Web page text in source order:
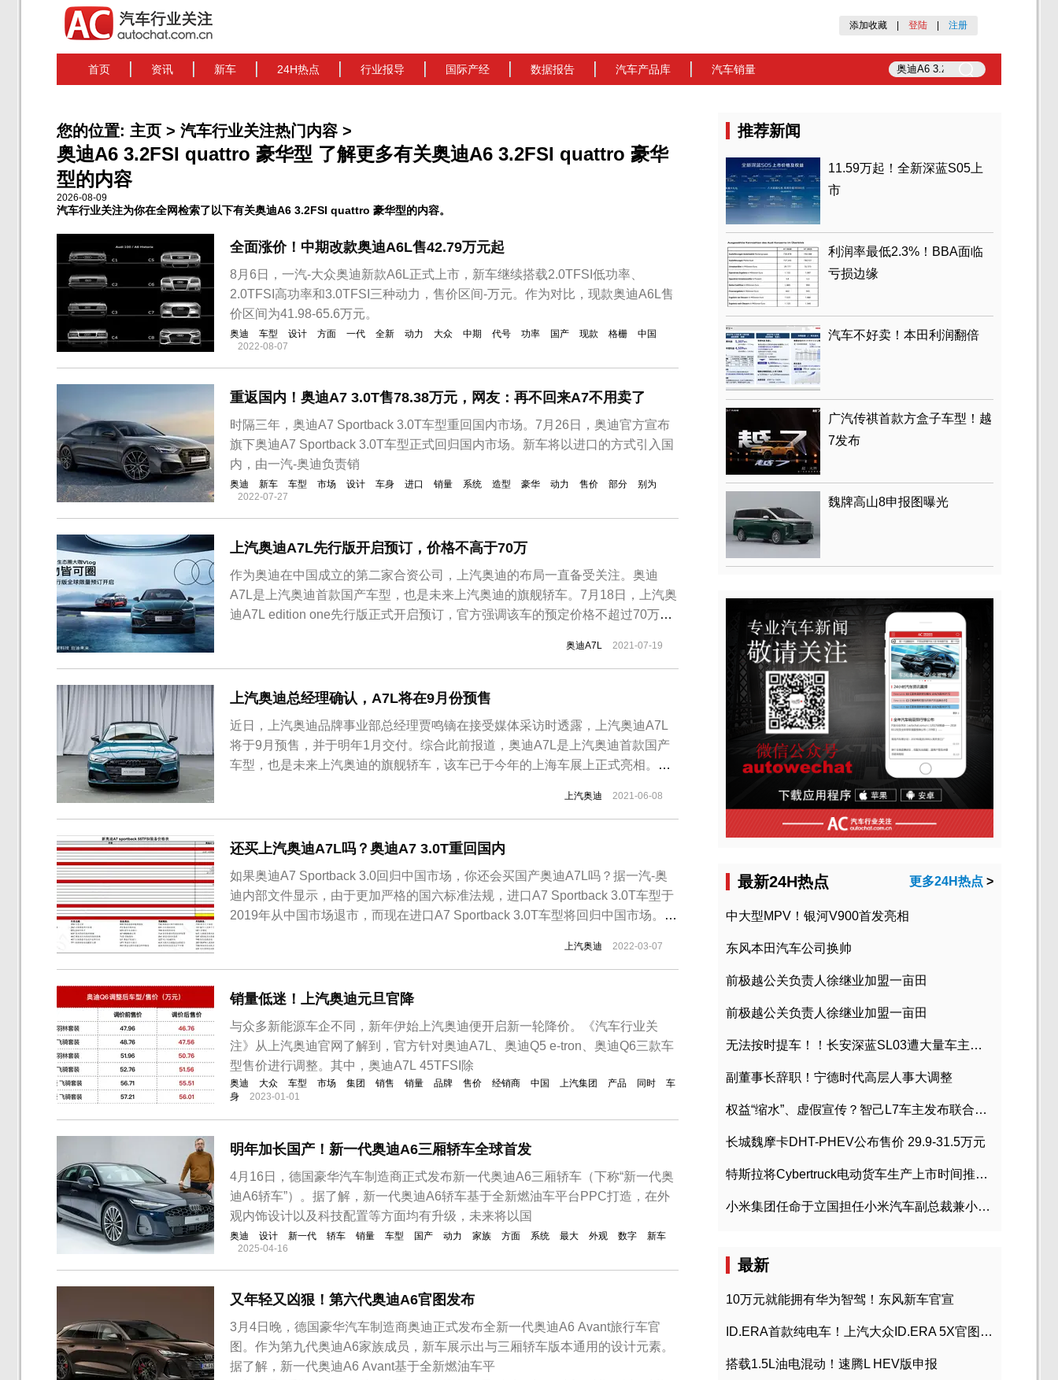
添加收藏 登陆 注册
首页 资讯 新车 24H热点 行业报导 国际产经 数据报告 汽车产品库 汽车销量
您的位置: 主页 > 汽车行业关注热门内容 >
奥迪A6 3.2FSI quattro 豪华型 了解更多有关奥迪A6 3.2FSI quattro 豪华
型的内容
2026-08-09
汽车行业关注为你在全网检索了以下有关奥迪A6 3.2FSI quattro 豪华型的内容。
全面涨价！中期改款奥迪A6L售42.79万元起
8月6日，一汽-大众奥迪新款A6L正式上市，新车继续搭载2.0TFSI低功率、
2.0TFSI高功率和3.0TFSI三种动力，售价区间-万元。作为对比，现款奥迪A6L售
价区间为41.98-65.6万元。
奥迪 车型 设计 方面 一代 全新 动力 大众 中期 代号 功率 国产 现款 格栅
中国
2022-08-07
重返国内！奥迪A7 3.0T售78.38万元，网友：再不回来A7不用卖了
时隔三年，奥迪A7 Sportback 3.0T车型重回国内市场。7月26日，奥迪官方宣布
旗下奥迪A7 Sportback 3.0T车型正式回归国内市场。新车将以进口的方式引入国
内，由一汽-奥迪负责销
奥迪 新车 车型 市场 设计 车身 进口 销量 系统 造型 豪华 动力 售价 部分
别为
2022-07-27
上汽奥迪A7L先行版开启预订，价格不高于70万
作为奥迪在中国成立的第二家合资公司，上汽奥迪的布局一直备受关注。奥迪
A7L是上汽奥迪首款国产车型，也是未来上汽奥迪的旗舰轿车。7月18日，上汽奥
迪A7L edition one先行版正式开启预订，官方强调该车的预定价格不超过70万
付。作为上汽奥迪的首款车型，大家应该已经相对熟悉了。此前，奥迪A7L已在
上海车展上首发亮相，...
奥迪A7L 2021-07-19
上汽奥迪总经理确认，A7L将在9月份预售
近日，上汽奥迪品牌事业部总经理贾鸣镝在接受媒体采访时透露，上汽奥迪A7L
将于9月预售，并于明年1月交付。综合此前报道，奥迪A7L是上汽奥迪首款国产
车型，也是未来上汽奥迪的旗舰轿车，该车已于今年的上海车展上正式亮相。从
对国内市场需求对车身进行加长，更趋向于传统的三厢车造型，由此带来更加的
空间表现。其它方面与进口车型差别不大，六边...
上汽奥迪 2021-06-08
还买上汽奥迪A7L吗？奥迪A7 3.0T重回国内
如果奥迪A7 Sportback 3.0回归中国市场，你还会买国产奥迪A7L吗？据一汽-奥
迪内部文件显示，由于更加严格的国六标准法规，进口A7 Sportback 3.0T车型于
2019年从中国市场退市，而现在进口A7 Sportback 3.0T车型将回归中国市场。据
上汽奥迪 2022-03-07
销量低迷！上汽奥迪元旦官降
与众多新能源车企不同，新年伊始上汽奥迪便开启新一轮降价。《汽车行业关
注》从上汽奥迪官网了解到，官方针对奥迪A7L、奥迪Q5 e-tron、奥迪Q6三款车
型售价进行调整。其中，奥迪A7L 45TFSI除
奥迪 大众 车型 市场 集团 销售 销量 品牌 售价 经销商 中国 上汽集团 产品 同时
车
身
2023-01-01
明年加长国产！新一代奥迪A6三厢轿车全球首发
4月16日，德国豪华汽车制造商正式发布新一代奥迪A6三厢轿车（下称“新一代奥
迪A6轿车”）。据了解，新一代奥迪A6轿车基于全新燃油车平台PPC打造，在外
观内饰设计以及科技配置等方面均有升级，未来将以国
奥迪 设计 新一代 轿车 销量 车型 国产 动力 家族 方面 系统 最大 外观 数字
新车
2025-04-16
又年轻又凶狠！第六代奥迪A6官图发布
3月4日晚，德国豪华汽车制造商奥迪正式发布全新一代奥迪A6 Avant旅行车官
图。作为第九代奥迪A6家族成员，新车展示出与三厢轿车版本通用的设计元素。
据了解，新一代奥迪A6 Avant基于全新燃油车平
推荐新闻
11.59万起！全新深蓝S05上
市
利润率最低2.3%！BBA面临
亏损边缘
汽车不好卖！本田利润翻倍
广汽传祺首款方盒子车型！越
7发布
魏牌高山8申报图曝光
最新24H热点 更多24H热点 >
中大型MPV！银河V900首发亮相
东风本田汽车公司换帅
前极越公关负责人徐继业加盟一亩田
前极越公关负责人徐继业加盟一亩田
无法按时提车！！长安深蓝SL03遭大量车主投诉
副董事长辞职！宁德时代高层人事大调整
权益“缩水”、虚假宣传？智己L7车主发布联合维权声明
长城魏摩卡DHT-PHEV公布售价 29.9-31.5万元
特斯拉将Cybertruck电动货车生产上市时间推迟到2023年初
小米集团任命于立国担任小米汽车副总裁兼小米汽车北京总部政委
最新
10万元就能拥有华为智驾！东风新车官宣
ID.ERA首款纯电车！上汽大众ID.ERA 5X官图发布
搭载1.5L油电混动！速腾L HEV版申报